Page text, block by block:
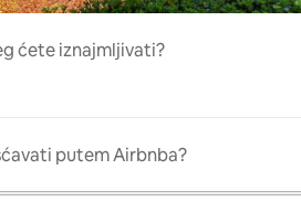
ćete iznajmljivati?
putem Airbnba?